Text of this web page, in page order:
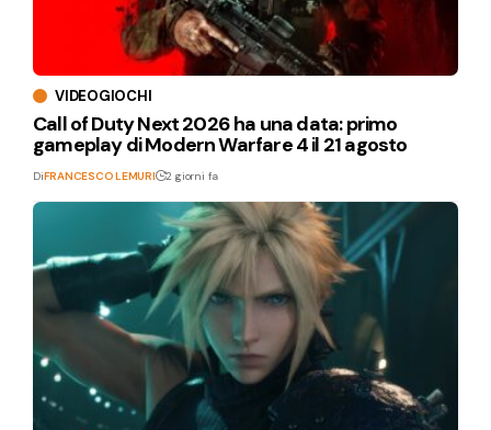
VIDEOGIOCHI
Call of Duty Next 2026 ha una data: primo
gameplay di Modern Warfare 4 il 21 agosto
DiFRANCESCO LEMURI 2 giorni fa